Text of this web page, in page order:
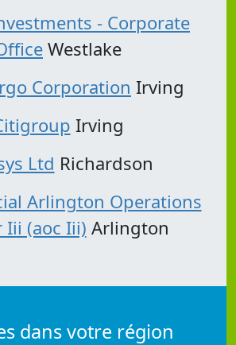
- Corporate
Westlake
Corporation Irving
Irving
Ltd Richardson
Arlington Operations
Iii (aoc Iii) Arlington
dans votre région